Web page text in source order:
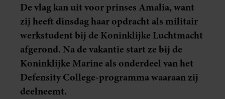
De vlag kan uit voor prinses Amalia, want
zij heeft dinsdag haar opdracht als militair
werkstudent bij de Koninklijke Luchtmacht
afgerond. Na de vakantie start ze bij de
Koninklijke Marine als onderdeel van het
Defensity College-programma waaraan zij
deelneemt.